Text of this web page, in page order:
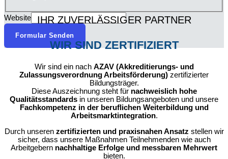
Website
Formular Senden
IHR ZUVERLÄSSIGER PARTNER
WIR SIND ZERTIFIZIERT
Wir sind ein nach AZAV (Akkreditierungs- und
Zulassungsverordnung Arbeitsförderung) zertifizierter
Bildungsträger.
Diese Auszeichnung steht für nachweislich hohe
Qualitätsstandards in unseren Bildungsangeboten und unsere
Fachkompetenz in der beruflichen Weiterbildung und
Arbeitsmarktintegration.
Durch unseren zertifizierten und praxisnahen Ansatz stellen wir
sicher, dass unsere Maßnahmen Teilnehmenden wie auch
Arbeitgebern nachhaltige Erfolge und messbaren Mehrwert
bieten.